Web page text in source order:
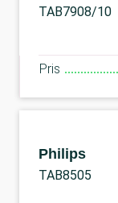
TAB7908/10
Pris
Philips
TAB8505